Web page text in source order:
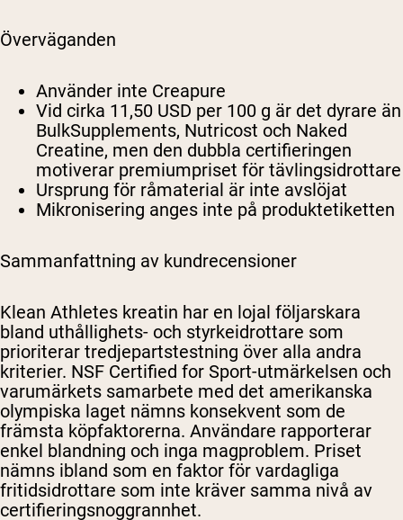
Överväganden
Använder inte Creapure
Vid cirka 11,50 USD per 100 g är det dyrare än
BulkSupplements, Nutricost och Naked
Creatine, men den dubbla certifieringen
motiverar premiumpriset för tävlingsidrottare
Ursprung för råmaterial är inte avslöjat
Mikronisering anges inte på produktetiketten
Sammanfattning av kundrecensioner
Klean Athletes kreatin har en lojal följarskara
bland uthållighets- och styrkeidrottare som
prioriterar tredjepartstestning över alla andra
kriterier. NSF Certified for Sport-utmärkelsen och
varumärkets samarbete med det amerikanska
olympiska laget nämns konsekvent som de
främsta köpfaktorerna. Användare rapporterar
enkel blandning och inga magproblem. Priset
nämns ibland som en faktor för vardagliga
fritidsidrottare som inte kräver samma nivå av
certifieringsnoggrannhet.